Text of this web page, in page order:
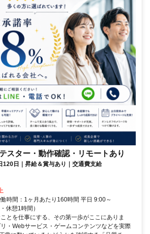
スター・動作確認・リモートあり
120日｜昇給＆賞与あり｜交通費支給
時間：1ヶ月あたり160時間 平日 9:00～
休憩1時間）
とを仕事にする、その第一歩がここにありま
・Webサービス・ゲームコンテンツなどを実際